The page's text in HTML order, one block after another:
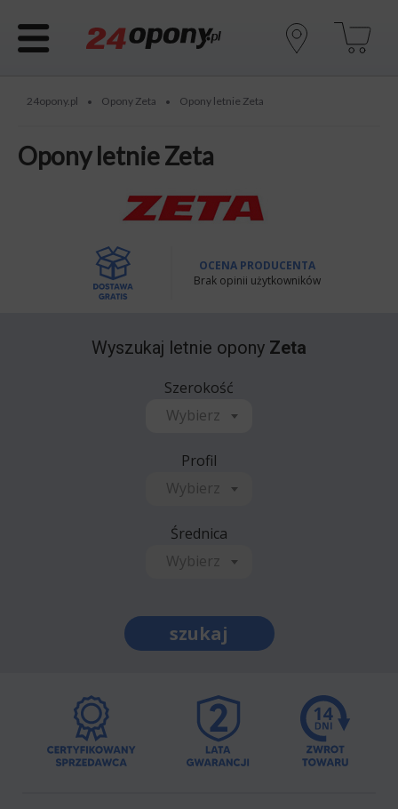
24opony.pl • Opony Zeta • Opony letnie Zeta
Opony letnie Zeta
OCENA PRODUCENTA
Brak opinii użytkowników
Wyszukaj letnie opony Zeta
Szerokość
Wybierz
Profil
Wybierz
Średnica
Wybierz
szukaj